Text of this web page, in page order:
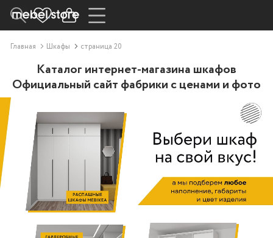
Главная Шкафы страница 20
Каталог интернет-магазина шкафов
Официальный сайт фабрики с ценами и фото